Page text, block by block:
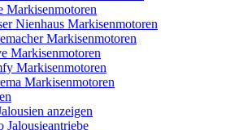
Markisenmotoren
Nienhaus Markisenmotoren
Markisenmotoren
Markisenmotoren
Markisenmotoren
Markisenmotoren
anzeigen
Jalousieantriebe